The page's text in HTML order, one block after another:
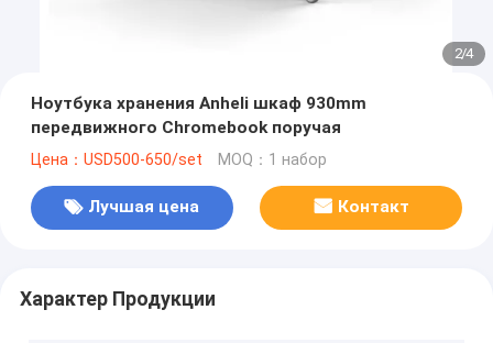
2/4
Ноутбука хранения Anheli шкаф 930mm
передвижного Chromebook поручая
Цена：USD500-650/set MOQ：1 набор
Лучшая цена Контакт
Характер Продукции